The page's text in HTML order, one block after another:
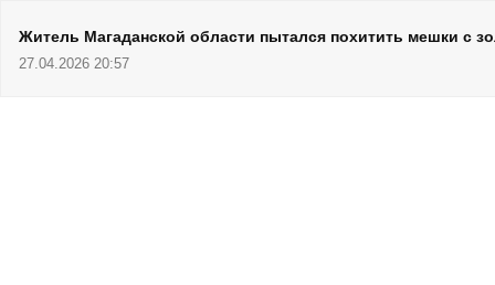
Житель Магаданской области пытался похитить мешки с
27.04.2026 20:57